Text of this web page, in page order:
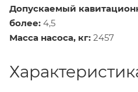
Допускаемый
более: 4,5
Масса насоса, кг: 2457